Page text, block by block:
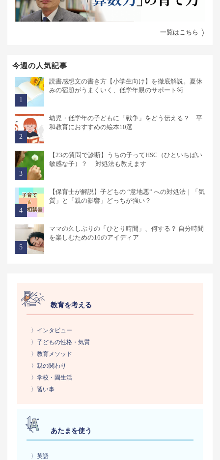
一覧はこちら
今週の人気記事
読書感想文の書き方【小学生向け】を徹底解説。夏休
みの宿題がうまくいく、低学年親のサポート術
幼児・低学年の子どもに「戦争」をどう伝える？ 平
和教育におすすめの絵本10選
【23の質問で診断】うちの子ってHSC（ひといちばい
敏感な子）？ 対処法も教えます
【保育士が解説】子どもの “意地悪” への対処法｜「気
質」と「親の影響」どっちが強い？
ママの久しぶりの「ひとり時間」、何する？ 自分時間
を楽しむための16のアイディア
教育を考える
〉インタビュー
〉子どもの性格・気質
〉教育メソッド
〉親の関わり
〉学校・園生活
〉習い事
あたまを使う
〉英語